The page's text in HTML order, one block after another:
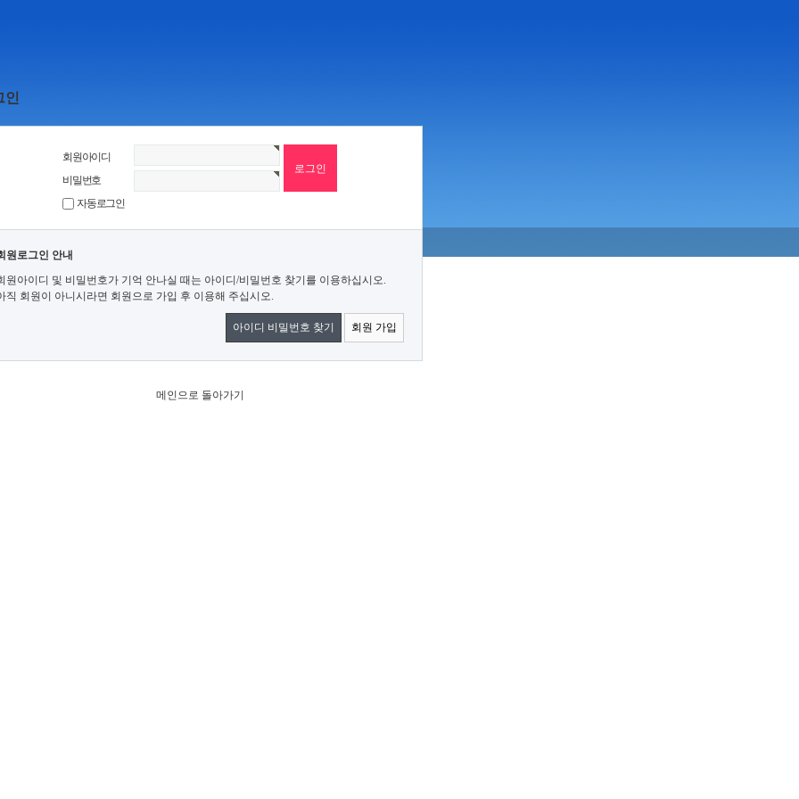
인
회원아이디
비밀번호
자동로그인
원로그인 안내
원아이디 및 비밀번호가 기억 안나실 때는 아이디/비밀번호 찾기를 이용하십시오.
직 회원이 아니시라면 회원으로 가입 후 이용해 주십시오.
아이디 비밀번호 찾기 회원 가입
메인으로 돌아가기